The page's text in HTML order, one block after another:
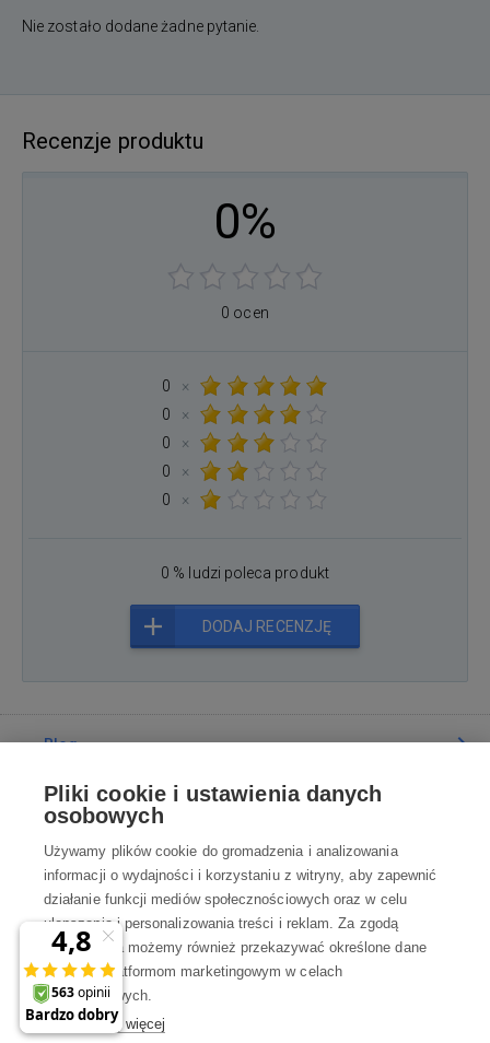
Nie zostało dodane żadne pytanie.
Recenzje produktu
0%
0 ocen
0
×
0
×
0
×
0
×
0
×
0 % ludzi poleca produkt
DODAJ RECENZJĘ
Blog
Poradnia
Wszystko o zakupach
Kontakt
Skontaktuj się z Nami
Pliki cookie i ustawienia danych
osobowych
Używamy plików cookie do gromadzenia i analizowania
informacji o wydajności i korzystaniu z witryny, aby zapewnić
działanie funkcji mediów społecznościowych oraz w celu
ulepszania i personalizowania treści i reklam. Za zgodą
użytkownika możemy również przekazywać określone dane
osobowe platformom marketingowym w celach
marketingowych.
Dowiedz się więcej